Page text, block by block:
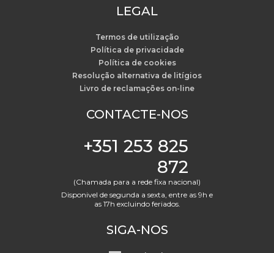
LEGAL
Termos de utilização
Política de privacidade
Política de cookies
Resolução alternativa de litígios
Livro de reclamações on-line
CONTACTE-NOS
+351 253 825
872
(Chamada para a rede fixa nacional)
Disponivel de segunda a sexta, entre as 9h e
as 17h excluindo feriados.
SIGA-NOS